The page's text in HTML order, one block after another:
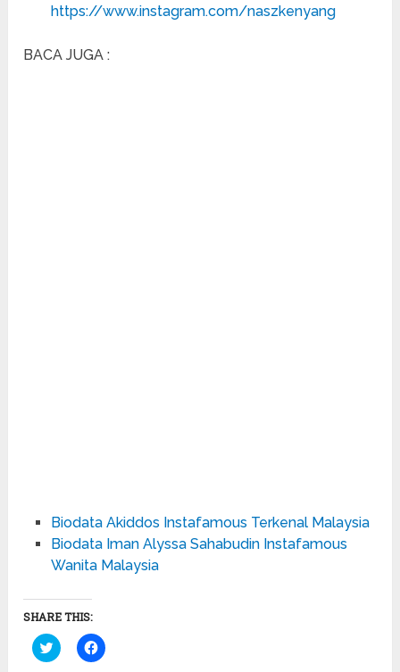
https://www.instagram.com/naszkenyang
BACA JUGA :
Biodata Akiddos Instafamous Terkenal Malaysia
Biodata Iman Alyssa Sahabudin Instafamous
Wanita Malaysia
SHARE THIS:
Click
to
Click
to